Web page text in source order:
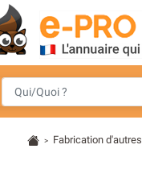
> Fabrication